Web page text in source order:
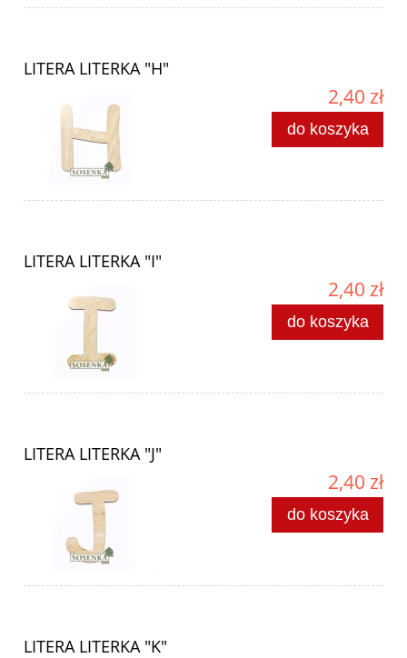
LITERA LITERKA "H"
2,40 zł
do koszyka
LITERA LITERKA "I"
2,40 zł
do koszyka
LITERA LITERKA "J"
2,40 zł
do koszyka
LITERA LITERKA "K"